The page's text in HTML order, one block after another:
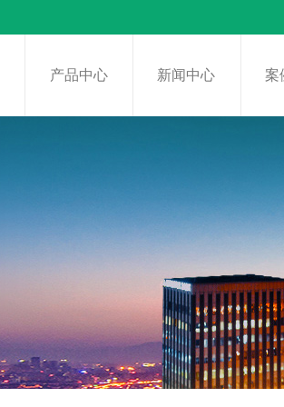
产品中心 新闻中心 案